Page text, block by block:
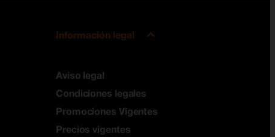
Información legal
Aviso legal
Condiciones legales
Promociones Vigentes
Precios vigentes